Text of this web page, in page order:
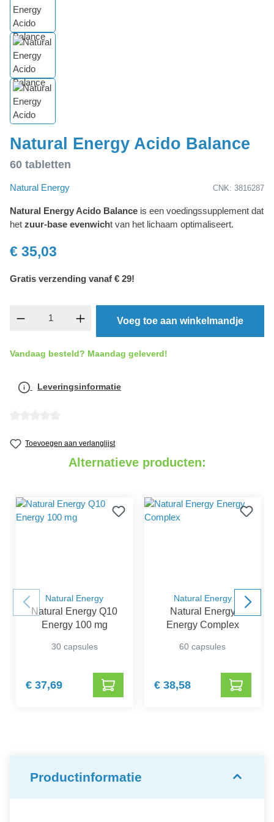
Natural Energy Acido Balance
60 tabletten
Natural Energy CNK: 3816287
Natural Energy Acido Balance is een voedingssupplement dat
het zuur-base evenwicht van het lichaam optimaliseert.
€ 35,03
Gratis verzending vanaf € 29!
component.product.quantitySelect.legend
Voeg toe aan winkelmandje
Vandaag besteld? Maandag geleverd!
Leveringsinformatie
Toevoegen aan verlanglijst
Alternatieve producten:
Natural Energy
Natural Energy Q10
Energy 100 mg
30 capsules
€ 37,69
Natural Energy
Natural Energy
Energy Complex
60 capsules
€ 38,58
Productinformatie